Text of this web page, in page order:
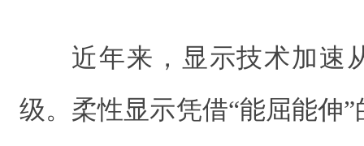
近年来，显示技术加速
级。柔性显示凭借“能屈能伸